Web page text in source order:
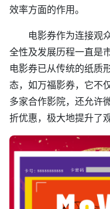
效率方面的作用。
电影券作为连接观
全性及发展历程一直是
电影券已从传统的纸质
态，如万福影券，它不
多家合作影院，还允许
折优惠，极大地提升了